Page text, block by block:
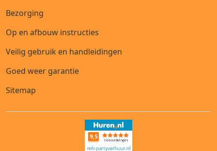
Bezorging
Op en afbouw instructies
Veilig gebruik en handleidingen
Goed weer garantie
Sitemap